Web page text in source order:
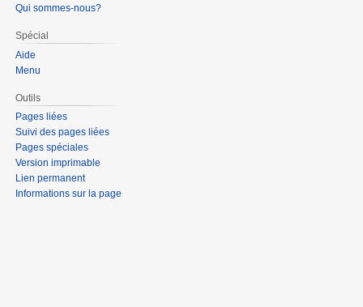
Qui sommes-nous?
Spécial
Aide
Menu
Outils
Pages liées
Suivi des pages liées
Pages spéciales
Version imprimable
Lien permanent
Informations sur la page